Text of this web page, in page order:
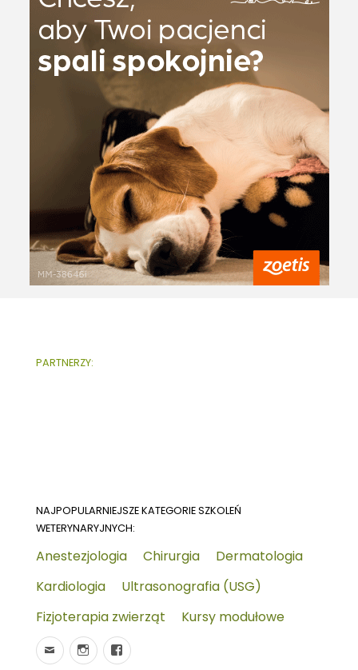
PARTNERZY:
NAJPOPULARNIEJSZE KATEGORIE SZKOLEŃ
WETERYNARYJNYCH:
Anestezjologia Chirurgia
Dermatologia
Kardiologia
Ultrasonografia (USG)
Fizjoterapia zwierząt
Kursy modułowe